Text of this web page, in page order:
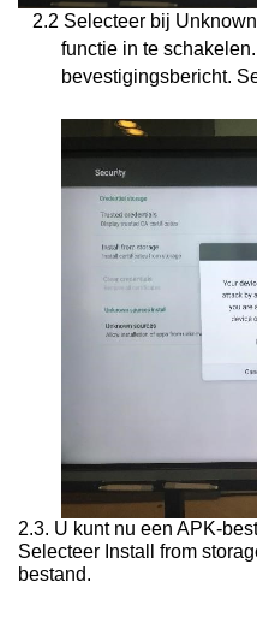
2.2 Selecteer bij
functie in te
bevestigingsbericht.
2.3. U kunt nu een APK-
Selecteer Install from
bestand.